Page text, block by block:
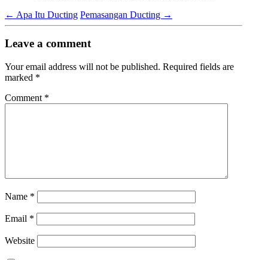
← Apa Itu Ducting Pemasangan Ducting →
Leave a comment
Your email address will not be published. Required fields are
marked *
Comment *
Name *
Email *
Website